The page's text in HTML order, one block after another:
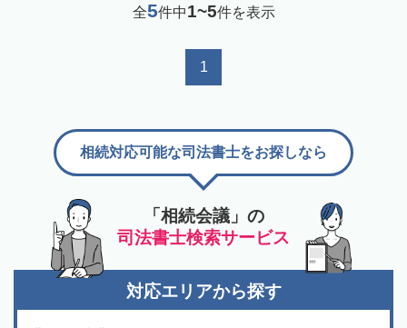
全5件中1~5件を表示
1
「相続会議」の
司法書士検索サービス
相続対応可能な司法書士をお探しなら
対応エリアから探す